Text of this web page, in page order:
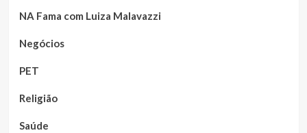
NA Fama com Luiza Malavazzi
Negócios
PET
Religião
Saúde